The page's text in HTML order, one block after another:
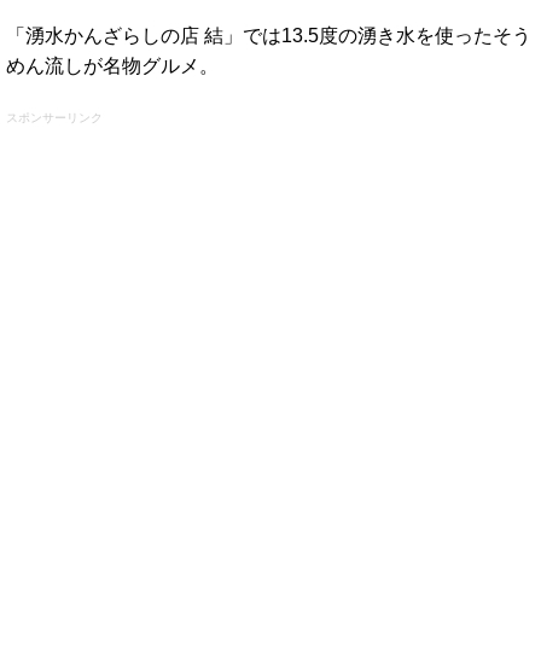
「湧水かんざらしの店 結」では13.5度の湧き水を使ったそう
めん流しが名物グルメ。
スポンサーリンク